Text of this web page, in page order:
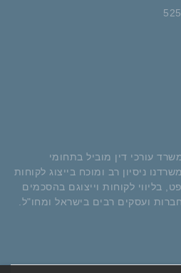
עורכי דין מוביל בתחומי
ניסיון רב ומוכח בייצוג לקוחות
בליווי לקוחות וייצוגם בהסכמים
ועסקים רבים בישראל ומחו"ל.